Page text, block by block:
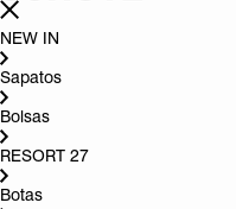
NEW IN
Sapatos
Bolsas
RESORT 27
Botas